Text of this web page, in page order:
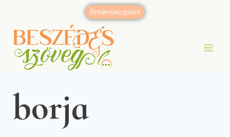
content
Élményközpont
borja